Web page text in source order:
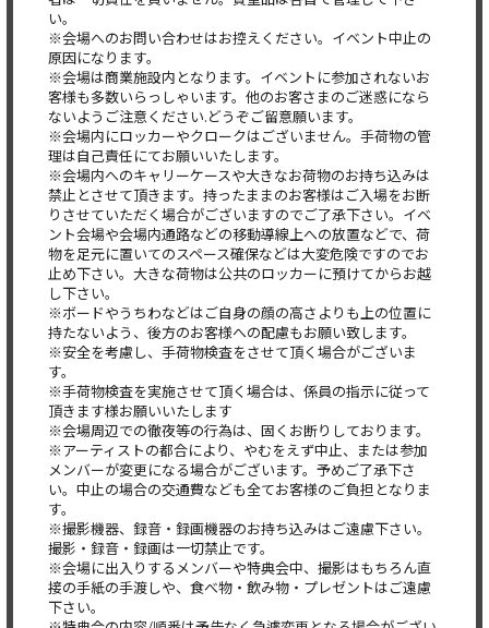
い。
※会場へのお問い合わせはお控えください。イベント中止の
原因になります。
※会場は商業施設内となります。イベントに参加されないお
客様も多数いらっしゃいます。他のお客さまのご迷惑になら
ないようご注意ください.どうぞご留意願います。
※会場内にロッカーやクロークはございません。手荷物の管
理は自己責任にてお願いいたします。
※会場内へのキャリーケースや大きなお荷物のお持ち込みは
禁止とさせて頂きます。持ったままのお客様はご入場をお断
りさせていただく場合がございますのでご了承下さい。イベ
ント会場や会場内通路などの移動導線上への放置などで、荷
物を足元に置いてのスペース確保などは大変危険ですのでお
止め下さい。大きな荷物は公共のロッカーに預けてからお越
し下さい。
※ボードやうちわなどはご自身の顔の高さよりも上の位置に
持たないよう、後方のお客様への配慮もお願い致します。
※安全を考慮し、手荷物検査をさせて頂く場合がございま
す。
※手荷物検査を実施させて頂く場合は、係員の指示に従って
頂きます様お願いいたします
※会場周辺での徹夜等の行為は、固くお断りしております。
※アーティストの都合により、やむをえず中止、または参加
メンバーが変更になる場合がございます。予めご了承下さ
い。中止の場合の交通費なども全てお客様のご負担となりま
す。
※撮影機器、録音・録画機器のお持ち込みはご遠慮下さい。
撮影・録音・録画は一切禁止です。
※会場に出入りするメンバーや特典会中、撮影はもちろん直
接の手紙の手渡しや、食べ物・飲み物・プレゼントはご遠慮
下さい。